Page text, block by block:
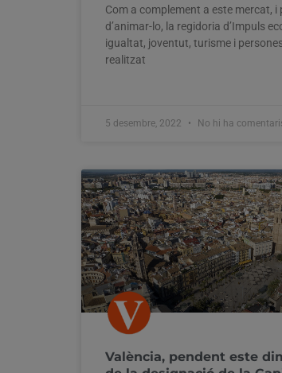
Com a complement a este mercat, i
d’animar-lo, la regidoria d’Impuls
igualtat, joventut, turisme i
realitzat
5 desembre, 2022 No hi ha
València, pendent este